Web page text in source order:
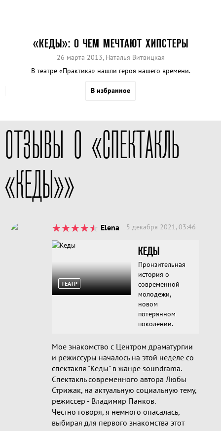
«КЕДЫ»: О ЧЕМ МЕЧТАЮТ ХИПСТЕРЫ
26 марта 2013, Наталья Витвицкая
В театре «Практика» нашли героя нашего времени.
В избранное
ОТЗЫВЫ О «СПЕКТАКЛЬ
«КЕДЫ»»
Elena 5 декабря 2021, 03:46
ТЕАТР
КЕДЫ
Пронзительная
история о
современной
молодежи,
новом
потерянном
поколении.
Мое знакомство с Центром драматургии
и режиссуры началось на этой неделе со
спектакля "Кеды" в жанре soundrama.
Спектакль современного автора Любы
Стрижак, на актуальную социальную тему,
режиссер - Владимир Панков.
Честно говоря, я немного опасалась,
выбирая для первого знакомства этот